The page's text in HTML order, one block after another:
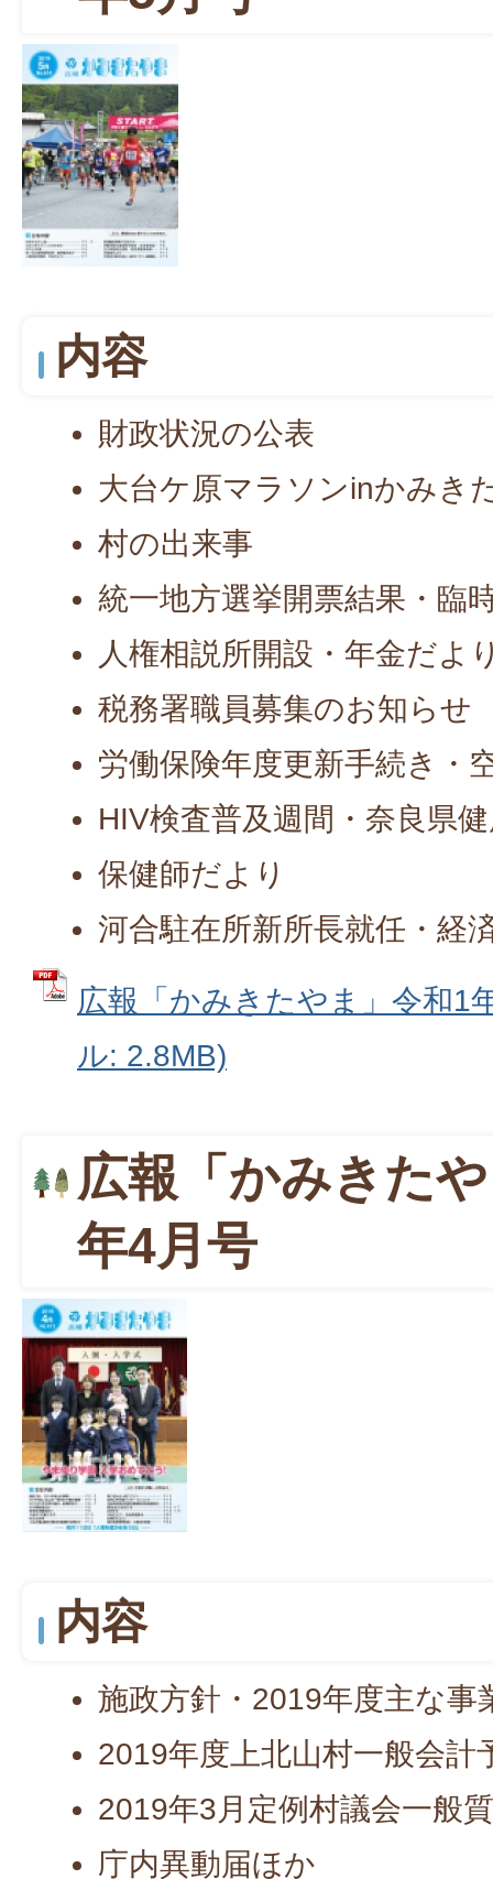
内容
財政状況の公表
大台ケ原マラソンinかみき
村の出来事
統一地方選挙開票結果・臨
人権相説所開設・年金だよ
税務署職員募集のお知らせ
労働保険年度更新手続き・
HIV検査普及週間・奈良県
保健師だより
河合駐在所新所長就任・経
広報「かみきたやま」令和1
ル: 2.8MB)
広報「かみきた
年4月号
内容
施政方針・2019年度主な事
2019年度上北山村一般会計
2019年3月定例村議会一般
庁内異動届ほか